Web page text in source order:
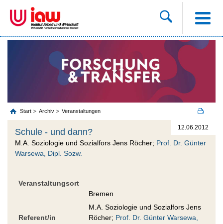
Start Archiv Veranstaltungen
12.06.2012
Schule - und dann?
M.A. Soziologie und Sozialfors Jens Röcher; Prof. Dr. Günter
Warsewa, Dipl. Sozw.
Veranstaltungsort
Bremen
Referent/in
M.A. Soziologie und Sozialfors Jens
Röcher; Prof. Dr. Günter Warsewa,